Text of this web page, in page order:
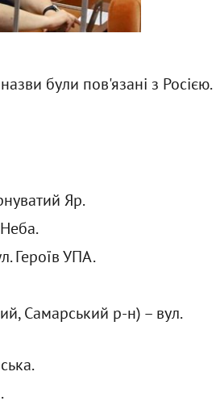
були пов'язані з Росією.
Яр.
Героїв УПА.
Самарський р-н) – вул.